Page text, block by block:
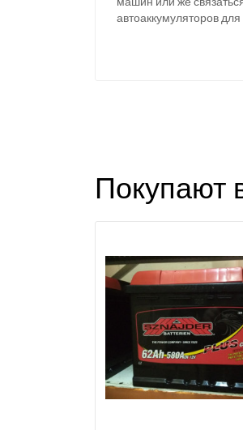
автоаккумуляторов
Покупают